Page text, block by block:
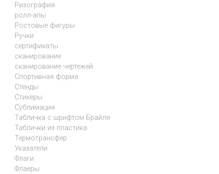
Ризография
ролл-апы
Ростовые фигуры
Ручки
сертификаты
сканирование
сканирование чертежей
Спортивная форма
Стенды
Стикеры
Сублимация
Табличка с шрифтом Брайля
Таблички из пластика
Термотрансфер
Указатели
Флаги
Флаеры